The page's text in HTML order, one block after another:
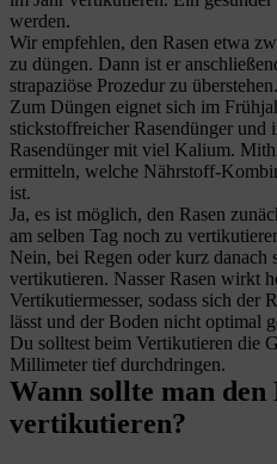
werden.
Wir empfehlen, den Rasen etwa
zu düngen. Dann ist er
strapaziöse Prozedur zu überstehen.
Zum Düngen eignet sich im
stickstoffreicher Rasendünger und
Rasendünger mit viel Kalium.
ermitteln, welche Nährstoff-
ist.
Ja, es ist möglich, den Rasen
am selben Tag noch zu
Nein, bei Regen oder kurz danach
vertikutieren. Nasser Rasen wirkt
Vertikutiermesser, sodass sich der
lässt und der Boden nicht optimal
Du solltest beim Vertikutieren die
Millimeter tief durchdringen.
Wann sollte man den
vertikutieren?